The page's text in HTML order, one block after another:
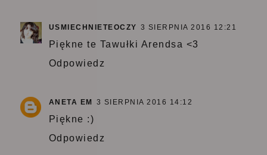
USMIECHNIETEOCZY 3 SIERPNIA 2016 12:21
Piękne te Tawułki Arendsa <3
Odpowiedz
ANETA EM 3 SIERPNIA 2016 14:12
Piękne :)
Odpowiedz